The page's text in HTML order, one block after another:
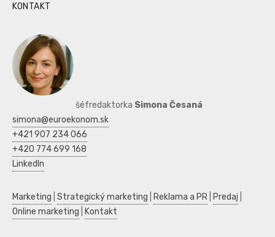
KONTAKT
šéfredaktorka Simona Česaná
simona@euroekonom.sk
+421 907 234 066
+420 774 699 168
LinkedIn
Marketing Strategický marketing Reklama a PR Predaj
Online marketing
Kontakt